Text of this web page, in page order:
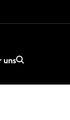
uns